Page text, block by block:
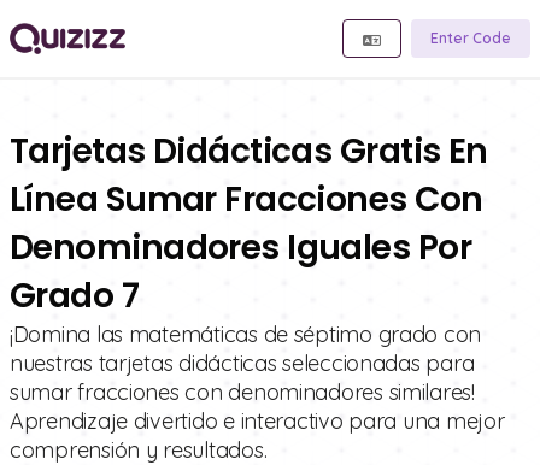
Enter Code
Tarjetas Didácticas Gratis En
Línea Sumar Fracciones Con
Denominadores Iguales Por
Grado 7
¡Domina las matemáticas de séptimo grado con
nuestras tarjetas didácticas seleccionadas para
sumar fracciones con denominadores similares!
Aprendizaje divertido e interactivo para una mejor
comprensión y resultados.